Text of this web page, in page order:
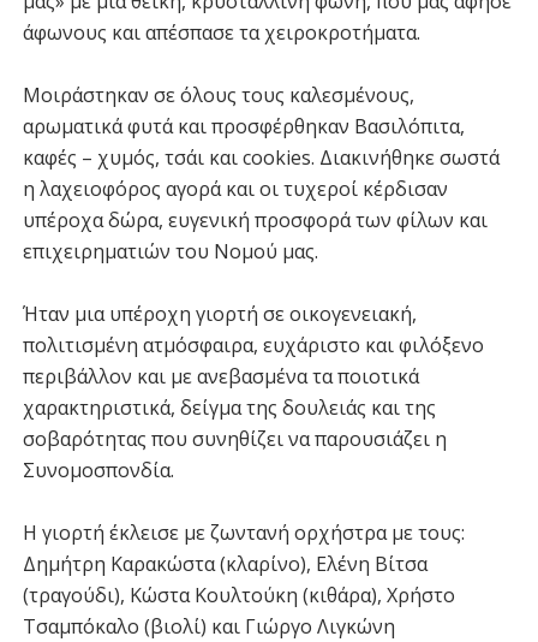
άφωνους και απέσπασε τα χειροκροτήματα.
Μοιράστηκαν σε όλους τους καλεσμένους,
αρωματικά φυτά και προσφέρθηκαν Βασιλόπιτα,
καφές – χυμός, τσάι και cookies. Διακινήθηκε σωστά
η λαχειοφόρος αγορά και οι τυχεροί κέρδισαν
υπέροχα δώρα, ευγενική προσφορά των φίλων και
επιχειρηματιών του Νομού μας.
Ήταν μια υπέροχη γιορτή σε οικογενειακή,
πολιτισμένη ατμόσφαιρα, ευχάριστο και φιλόξενο
περιβάλλον και με ανεβασμένα τα ποιοτικά
χαρακτηριστικά, δείγμα της δουλειάς και της
σοβαρότητας που συνηθίζει να παρουσιάζει η
Συνομοσπονδία.
Η γιορτή έκλεισε με ζωντανή ορχήστρα με τους:
Δημήτρη Καρακώστα (κλαρίνο), Ελένη Βίτσα
(τραγούδι), Κώστα Κουλτούκη (κιθάρα), Χρήστο
Τσαμπόκαλο (βιολί) και Γιώργο Λιγκώνη